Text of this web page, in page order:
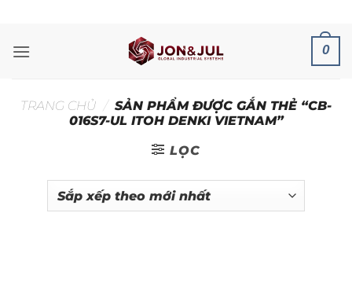
nội
0
TRANG CHỦ / SẢN PHẨM ĐƯỢC GẮN THẺ “CB-
016S7-UL ITOH DENKI VIETNAM”
LỌC